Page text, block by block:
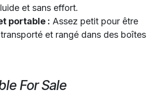
et sans effort.
portable : Assez petit pour être
et rangé dans des boîtes
For Sale